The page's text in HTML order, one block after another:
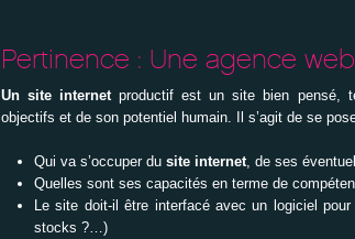
Pertinence : Une agence
Un site internetproductif est un site bien pensé,
objectifs et de son potentiel humain. Il s’agit de se
Qui va s’occuper du site internet, de ses
Quelles sont ses capacités en terme de
Le site doit-il être interfacé avec un logiciel
stocks ?…)